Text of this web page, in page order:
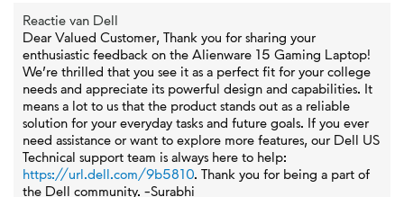
Reactie van Dell
Dear Valued Customer, Thank you for sharing your
enthusiastic feedback on the Alienware 15 Gaming Laptop!
We’re thrilled that you see it as a perfect fit for your college
needs and appreciate its powerful design and capabilities. It
means a lot to us that the product stands out as a reliable
solution for your everyday tasks and future goals. If you ever
need assistance or want to explore more features, our Dell US
Technical support team is always here to help:
https://url.dell.com/9b5810. Thank you for being a part of
the Dell community. -Surabhi